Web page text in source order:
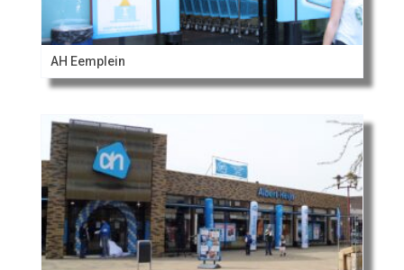
AH Eemplein